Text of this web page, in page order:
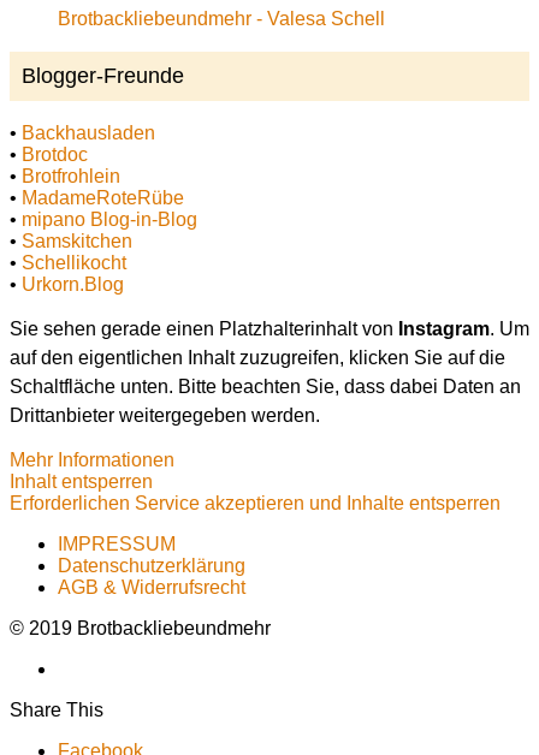
Brotbackliebeundmehr - Valesa Schell
Blogger-Freunde
• Backhausladen
• Brotdoc
• Brotfrohlein
• MadameRoteRübe
• mipano Blog-in-Blog
• Samskitchen
• Schellikocht
• Urkorn.Blog
Sie sehen gerade einen Platzhalterinhalt von Instagram. Um
auf den eigentlichen Inhalt zuzugreifen, klicken Sie auf die
Schaltfläche unten. Bitte beachten Sie, dass dabei Daten an
Drittanbieter weitergegeben werden.
Mehr Informationen
Inhalt entsperren
Erforderlichen Service akzeptieren und Inhalte entsperren
IMPRESSUM
Datenschutzerklärung
AGB & Widerrufsrecht
© 2019 Brotbackliebeundmehr
Share This
Facebook